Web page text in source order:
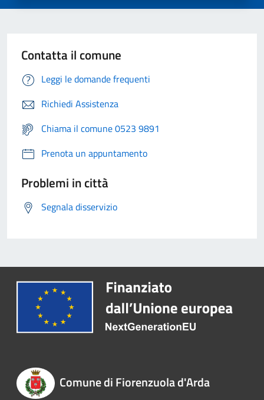
Contatta il comune
Leggi le domande frequenti
Richiedi Assistenza
Chiama il comune 0523 9891
Prenota un appuntamento
Problemi in città
Segnala disservizio
Comune di Fiorenzuola d'Arda